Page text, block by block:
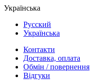
Українська
Русский
Українська
Контакти
Доставка, оплата
Обмін / повернення
Відгуки